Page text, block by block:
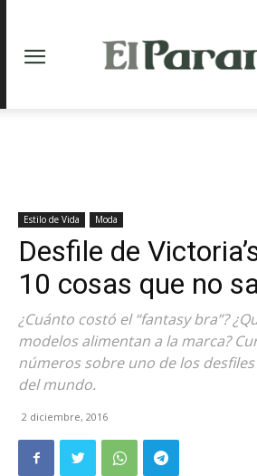
Estilo de Vida Moda
Desfile de
10 cosas que no
¿Cuánto costó el “fantasy bra”?
modelos alimentan a la marca?
números sobre uno de los
del mundo.
2 diciembre, 2016